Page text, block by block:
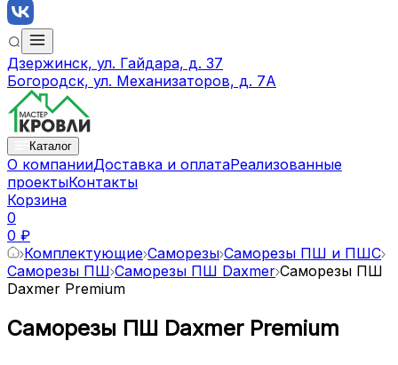
Дзержинск, ул. Гайдара, д. 37
Богородск, ул. Механизаторов, д. 7А
Каталог
О компанииДоставка и оплатаРеализованные
проектыКонтакты
Корзина
0
0 ₽
Комплектующие Саморезы Саморезы ПШ и ПШС
Саморезы ПШ Саморезы ПШ Daxmer Саморезы ПШ
Daxmer Premium
Саморезы ПШ Daxmer Premium